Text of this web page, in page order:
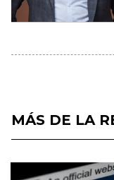
MÁS DE LA